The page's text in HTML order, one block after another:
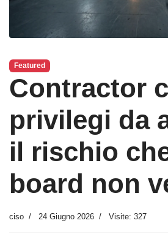
Featured
Contractor
privilegi da
il rischio
board non
ciso 24 Giugno 2026 Visite: 327